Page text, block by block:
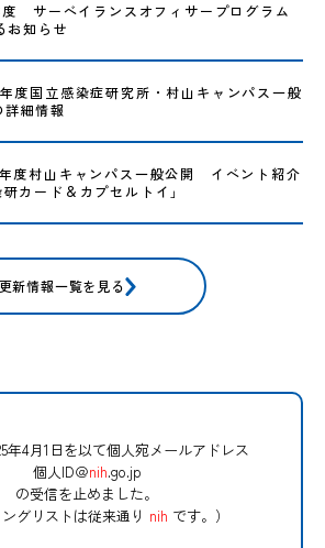
サーベイランスオフィサープログラム
お知らせ
度国立感染症研究所・村山キャンパス一般
細情報
度村山キャンパス一般公開 イベント紹介
研カード＆カプセルトイ」
更新情報一覧を見る
年4月1日を以て個人宛メールアドレス
個人ID＠nih.go.jp
の受信を止めました。
ングリストは従来通り nih です。）